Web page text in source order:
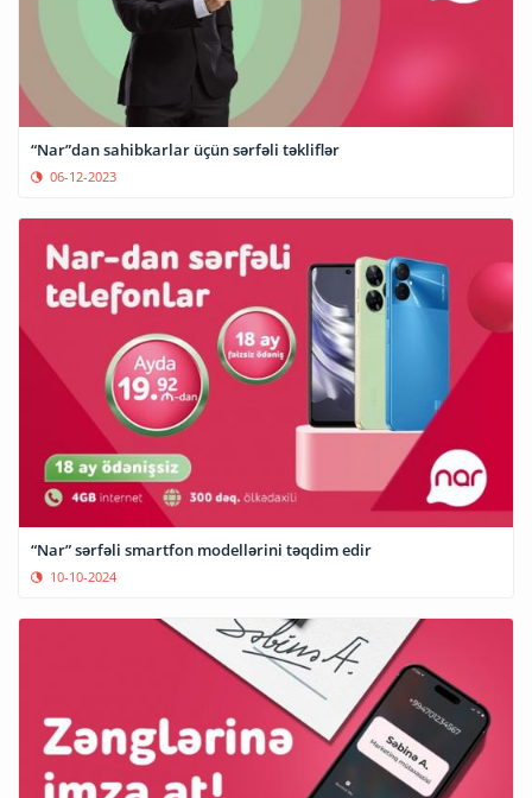
“Nar”dan sahibkarlar üçün sərfəli təkliflər
06-12-2023
“Nar” sərfəli smartfon modellərini təqdim edir
10-10-2024